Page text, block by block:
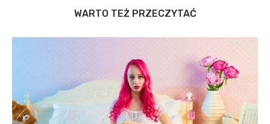
WARTO TEŻ PRZECZYTAĆ